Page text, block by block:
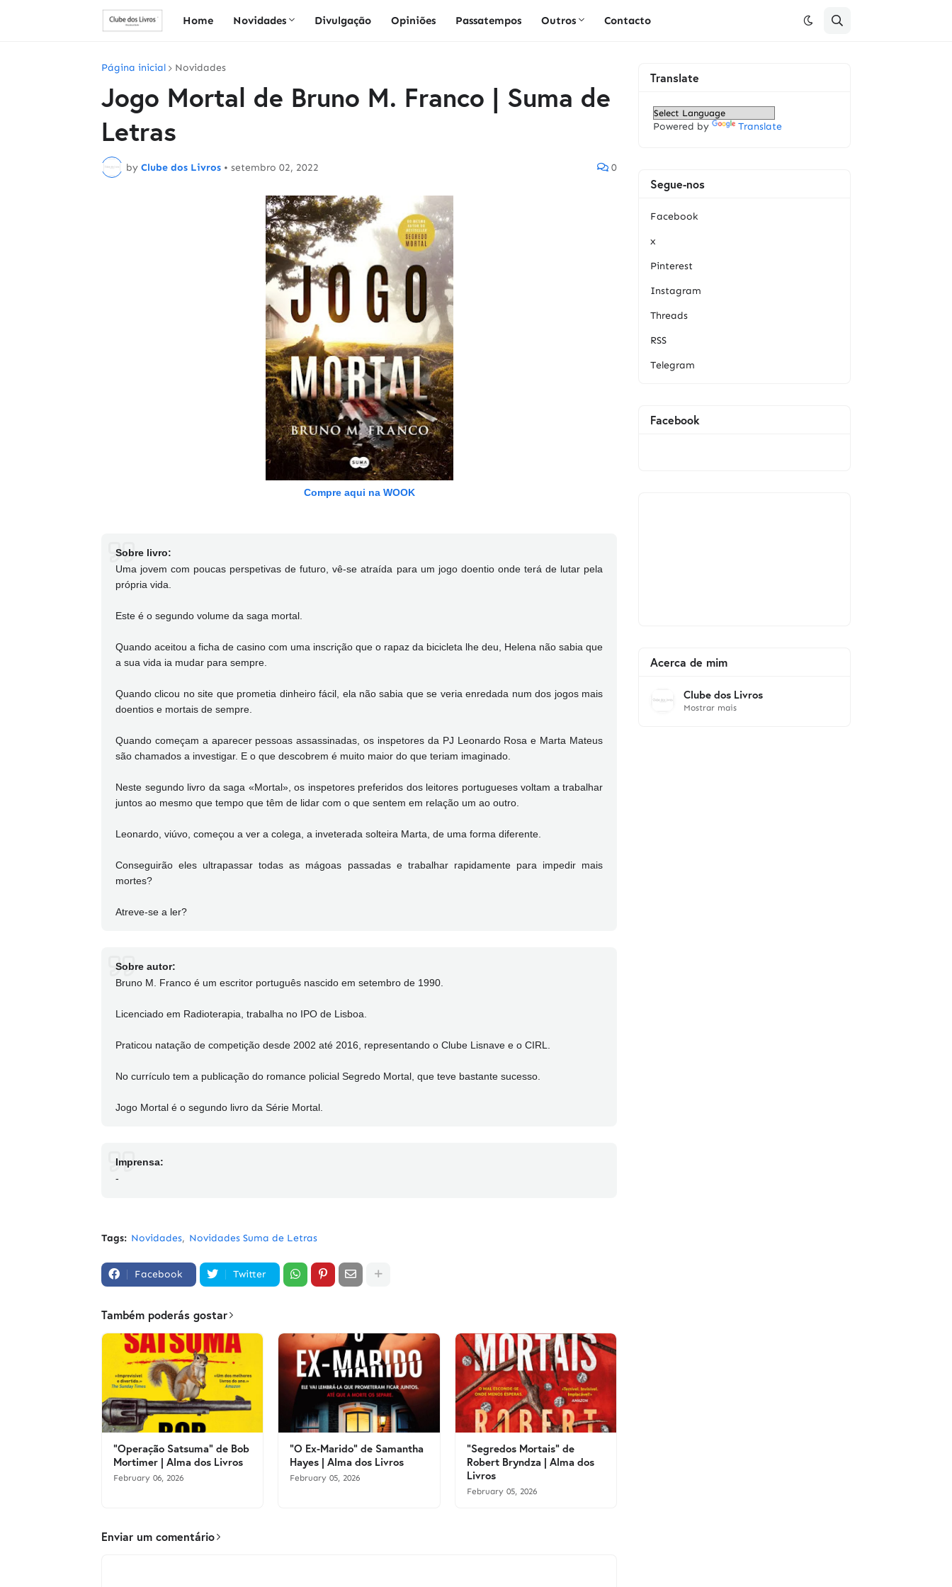
Home Novidades Divulgação Opiniões Passatempos Outros Contacto
Página inicial Novidades
Jogo Mortal de Bruno M. Franco | Suma de
Letras
by Clube dos Livros • setembro 02, 2022 0
Compre aqui na WOOK
Sobre livro:
Uma jovem com poucas perspetivas de futuro, vê-se atraída para um jogo doentio onde terá de lutar pela
própria vida.
Este é o segundo volume da saga mortal.
Quando aceitou a ficha de casino com uma inscrição que o rapaz da bicicleta lhe deu, Helena não sabia que
a sua vida ia mudar para sempre.
Quando clicou no site que prometia dinheiro fácil, ela não sabia que se veria enredada num dos jogos mais
doentios e mortais de sempre.
Quando começam a aparecer pessoas assassinadas, os inspetores da PJ Leonardo Rosa e Marta Mateus
são chamados a investigar. E o que descobrem é muito maior do que teriam imaginado.
Neste segundo livro da saga «Mortal», os inspetores preferidos dos leitores portugueses voltam a trabalhar
juntos ao mesmo que tempo que têm de lidar com o que sentem em relação um ao outro.
Leonardo, viúvo, começou a ver a colega, a inveterada solteira Marta, de uma forma diferente.
Conseguirão eles ultrapassar todas as mágoas passadas e trabalhar rapidamente para impedir mais
mortes?
Atreve-se a ler?
Sobre autor:
Bruno M. Franco é um escritor português nascido em setembro de 1990.
Licenciado em Radioterapia, trabalha no IPO de Lisboa.
Praticou natação de competição desde 2002 até 2016, representando o Clube Lisnave e o CIRL.
No currículo tem a publicação do romance policial Segredo Mortal, que teve bastante sucesso.
Jogo Mortal é o segundo livro da Série Mortal.
Imprensa:
-
Tags: Novidades Novidades Suma de Letras
Facebook Twitter
Também poderás gostar
"Operação Satsuma" de Bob
Mortimer | Alma dos Livros
February 06, 2026
"O Ex-Marido" de Samantha
Hayes | Alma dos Livros
February 05, 2026
"Segredos Mortais" de
Robert Bryndza | Alma dos
Livros
February 05, 2026
Enviar um comentário
Translate
Powered by Translate
Segue-nos
Facebook
x
Pinterest
Instagram
Threads
RSS
Telegram
Facebook
Acerca de mim
Clube dos Livros
Mostrar mais